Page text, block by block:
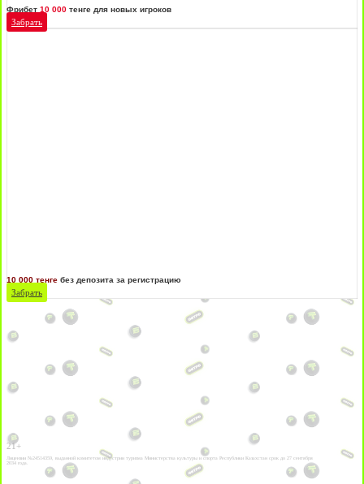
Фрибет 10 000 тенге для новых игроков
Забрать
10 000 тенге без депозита за регистрацию
Забрать
21+
Лицензии №24514359, выданной комитетом индустрии туризма Министерства культуры и спорта Республики Казахстан срок до 27 сентября
2034 года.